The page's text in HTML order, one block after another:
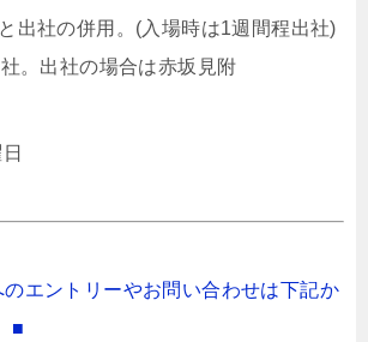
出社の併用。(入場時は1週間程出社)
。出社の場合は赤坂見附
エントリーやお問い合わせは下記か
■